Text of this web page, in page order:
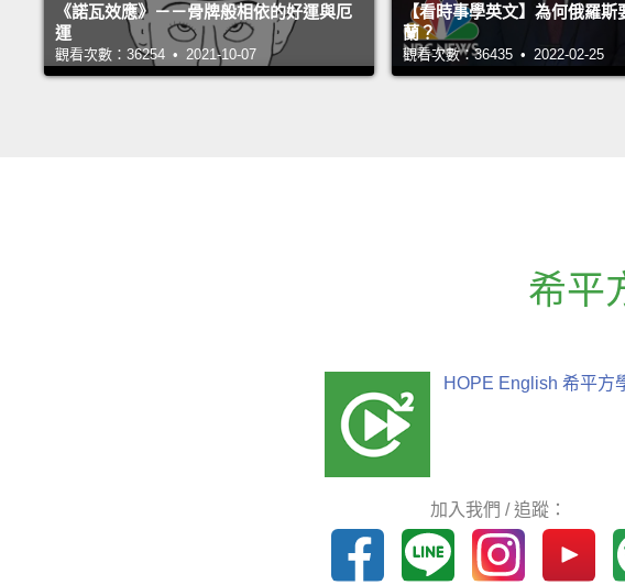
《諾瓦效應》－－骨牌般相依的好運與厄
運
觀看次數：36254 • 2021-10-07
【看時事學英文】為何俄羅斯
蘭？
觀看次數：36435 • 2022-02-25
希平
HOPE English 希平方
加入我們 / 追蹤：